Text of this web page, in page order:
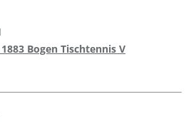
Bogen Tischtennis V